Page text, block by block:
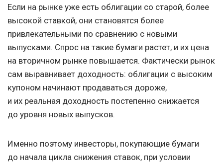
Если на рынке уже есть облигации со старой, более
высокой ставкой, они становятся более
привлекательными по сравнению с новыми
выпусками. Спрос на такие бумаги растет, и их цена
на вторичном рынке повышается. Фактически рынок
сам выравнивает доходность: облигации с высоким
купоном начинают продаваться дороже,
и их реальная доходность постепенно снижается
до уровня новых выпусков.
Именно поэтому инвесторы, покупающие бумаги
до начала цикла снижения ставок, при условии